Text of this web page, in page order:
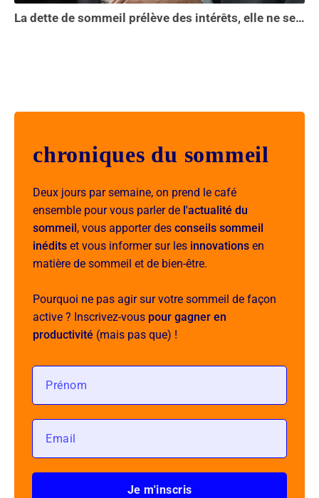
La dette de sommeil prélève des intérêts, elle ne se solde pas en une seule nuit...
chroniques du sommeil
Deux jours par semaine, on prend le café
ensemble pour vous parler de l'actualité du
sommeil, vous apporter des conseils sommeil
inédits et vous informer sur les innovations en
matière de sommeil et de bien-être.
Pourquoi ne pas agir sur votre sommeil de façon
active ? Inscrivez-vous pour gagner en
productivité (mais pas que) !
Je m'inscris